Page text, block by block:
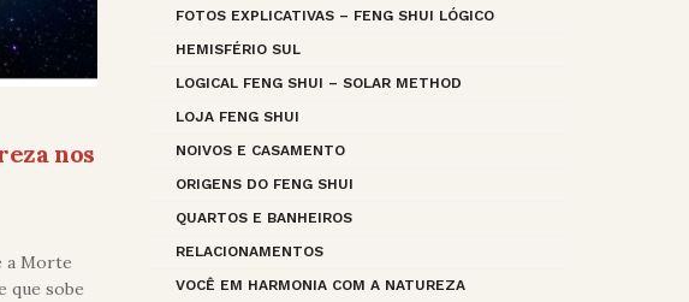
nos
a Morte
que sobe
FOTOS EXPLICATIVAS – FENG SHUI LÓGICO
HEMISFÉRIO SUL
LOGICAL FENG SHUI – SOLAR METHOD
LOJA FENG SHUI
NOIVOS E CASAMENTO
ORIGENS DO FENG SHUI
QUARTOS E BANHEIROS
RELACIONAMENTOS
VOCÊ EM HARMONIA COM A NATUREZA